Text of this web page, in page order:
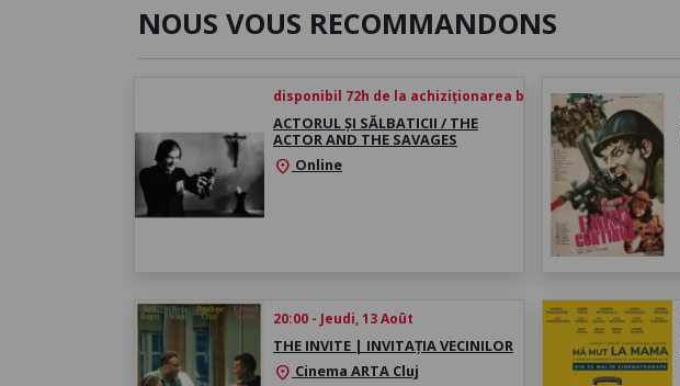
NOUS VOUS RECOMMANDONS
disponibil 72h de la achiziționarea biletului
ACTORUL ȘI SĂLBATICII / THE
ACTOR AND THE SAVAGES
location_on Online
20:00 - Jeudi, 13 Août
THE INVITE | INVITAȚIA VECINILOR
location_on Cinema ARTA Cluj